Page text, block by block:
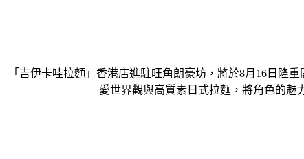
「吉伊卡哇拉麵」香港店進駐旺角朗豪坊，將於8月16日隆
愛世界觀與高質素日式拉麵，將角色的魅